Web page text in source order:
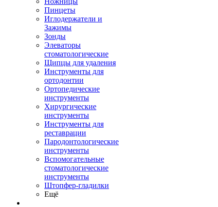
Пинцеты
Иглодержатели и
Зажимы
Зонды
Элеваторы
стоматологические
Щипцы для удаления
Инструменты для
ортодонтии
Ортопедические
инструменты
Хирургические
инструменты
Инструменты для
реставрации
Пародонтологические
инструменты
Вспомогательные
стоматологические
инструменты
Штопфер-гладилки
Ещё